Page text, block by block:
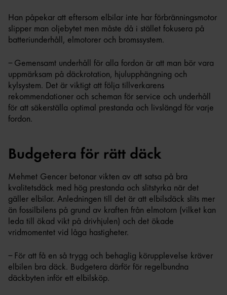
Han påpekar att eftersom elbilar inte har förbränningsmotor
slipper man oljebytet men måste då i stället fokusera på
batteriunderhåll, elmotorer och bromssystem.
– Gemensamt underhåll för alla fordon är att man bör vara
uppmärksam på däckrotation, hjulupphängning och
kylsystem. Det är viktigt att följa tillverkarens
rekommendationer och scheman för service och underhåll
för att säkerställa optimal prestanda och livslängd för varje
fordon.
Budgetera för rätt däck
Mehmet Gencer betonar vikten av att satsa på bra
kvalitetsdäck med hög prestanda och slitstyrka när det
gäller elbilar. Anledningen till det är att elbilsdäck slits mer
än fossilbilens på grund av kraften från elmotorn (vilket kan
leda till ökad vikt på drivhjulen) och det ökade
vridmomentet vid låga hastigheter.
– För att få en så trygg och behaglig körupplevelse kräver
elbilen bra däck. Budgetera därför för regelbundna
däckbyten inför ett elbilsköp.